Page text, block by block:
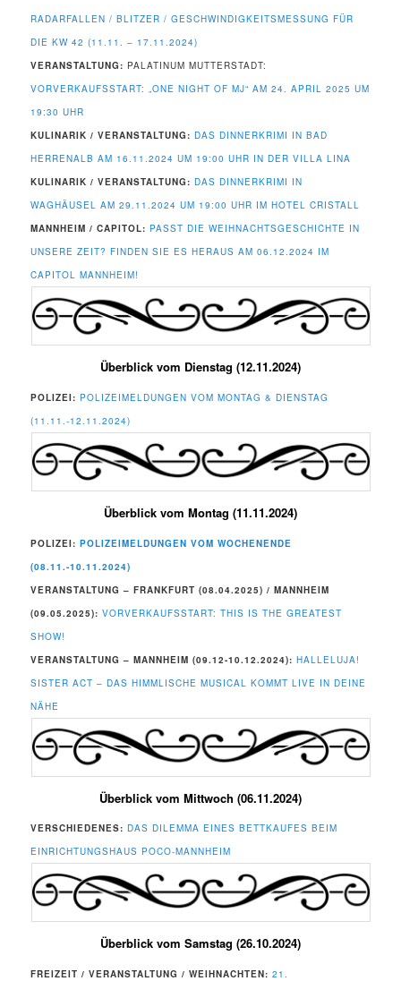
RADARFALLEN / BLITZER / GESCHWINDIGKEITSMESSUNG FÜR
DIE KW 42 (11.11. – 17.11.2024)
VERANSTALTUNG: PALATINUM MUTTERSTADT:
VORVERKAUFSSTART: „ONE NIGHT OF MJ“ AM 24. APRIL 2025 UM
19:30 UHR
KULINARIK / VERANSTALTUNG:DAS DINNERKRIMI IN BAD
HERRENALB AM 16.11.2024 UM 19:00 UHR IN DER VILLA LINA
KULINARIK / VERANSTALTUNG: DAS DINNERKRIMI IN
WAGHÄUSEL AM 29.11.2024 UM 19:00 UHR IM HOTEL CRISTALL
MANNHEIM / CAPITOL: PASST DIE WEIHNACHTSGESCHICHTE IN
UNSERE ZEIT? FINDEN SIE ES HERAUS AM 06.12.2024 IM
CAPITOL MANNHEIM!
Überblick vom Dienstag (12.11.2024)
POLIZEI: POLIZEIMELDUNGEN VOM MONTAG & DIENSTAG
(11.11.-12.11.2024)
Überblick vom Montag (11.11.2024)
POLIZEI: POLIZEIMELDUNGEN VOM WOCHENENDE
(08.11.-10.11.2024)
VERANSTALTUNG – FRANKFURT (08.04.2025) / MANNHEIM
(09.05.2025):VORVERKAUFSSTART: THIS IS THE GREATEST
SHOW!
VERANSTALTUNG – MANNHEIM (09.12-10.12.2024): HALLELUJA!
SISTER ACT – DAS HIMMLISCHE MUSICAL KOMMT LIVE IN DEINE
NÄHE
Überblick vom Mittwoch (06.11.2024)
VERSCHIEDENES: DAS DILEMMA EINES BETTKAUFES BEIM
EINRICHTUNGSHAUS POCO-MANNHEIM
Überblick vom Samstag (26.10.2024)
FREIZEIT / VERANSTALTUNG / WEIHNACHTEN: 21.